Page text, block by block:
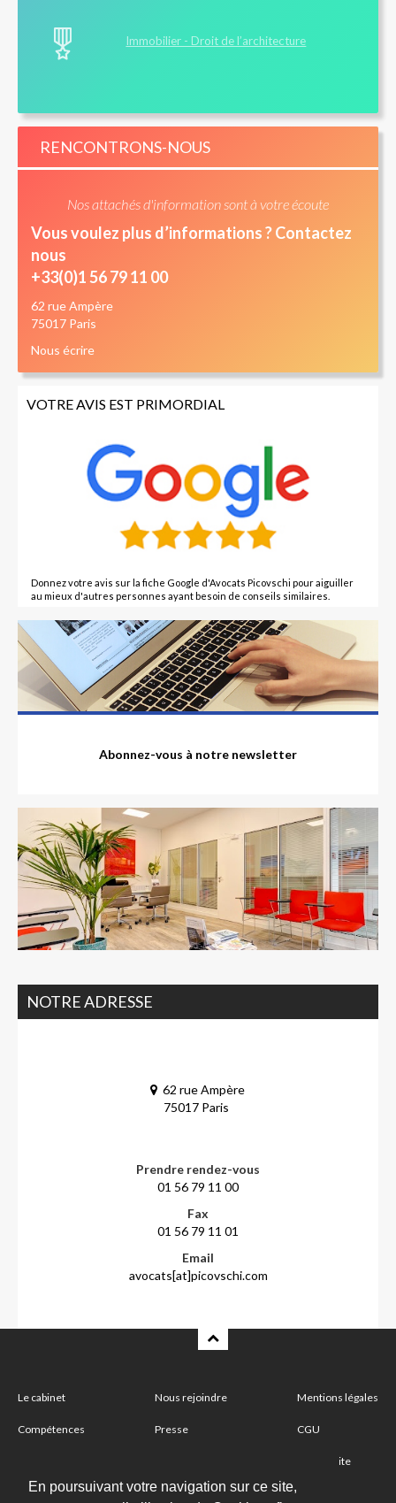
En poursuivant votre navigation sur ce site,
Immobilier - Droit de l’architecture
RENCONTRONS-NOUS
Nos attachés d'information sont à votre écoute
Vous voulez plus d’informations ? Contactez
nous
+33(0)1 56 79 11 00
62 rue Ampère
75017 Paris
Nous écrire
VOTRE AVIS EST PRIMORDIAL
Donnez votre avis sur la fiche Google d'Avocats Picovschi pour aiguiller
au mieux d'autres personnes ayant besoin de conseils similaires.
Abonnez-vous à notre newsletter
NOTRE ADRESSE
62 rue Ampère
75017 Paris
Prendre rendez-vous
01 56 79 11 00
Fax
01 56 79 11 01
Email
avocats[at]picovschi.com
Le cabinet
Compétences
Nous rejoindre
Presse
Mentions légales
CGU
Plan du site